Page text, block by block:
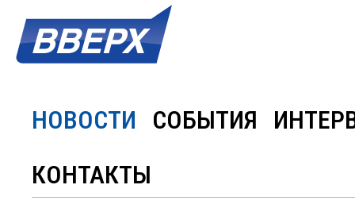
НОВОСТИ СОБЫТИЯ
КОНТАКТЫ